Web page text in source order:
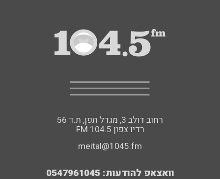
רחוב דולב 3, מגדל תפן, ת.ד 56
FM רדיו צפון 104.5
meital@1045.fm
וואצאפ להודעות: 0547961045